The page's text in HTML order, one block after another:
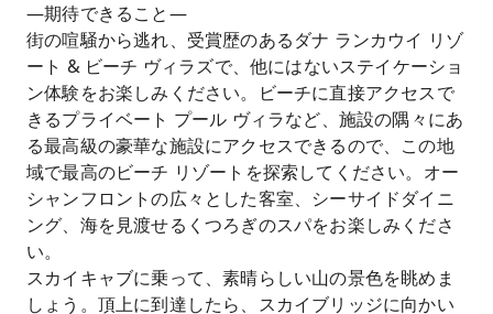
—期待できること—
街の喧騒から逃れ、受賞歴のあるダナ ランカウイ リゾ
ート & ビーチ ヴィラズで、他にはないステイケーショ
ン体験をお楽しみください。ビーチに直接アクセスで
きるプライベート プール ヴィラなど、施設の隅々にあ
る最高級の豪華な施設にアクセスできるので、この地
域で最高のビーチ リゾートを探索してください。オー
シャンフロントの広々とした客室、シーサイドダイニ
ング、海を見渡せるくつろぎのスパをお楽しみくださ
い。
スカイキャブに乗って、素晴らしい山の景色を眺めま
しょう。頂上に到達したら、スカイブリッジに向かい